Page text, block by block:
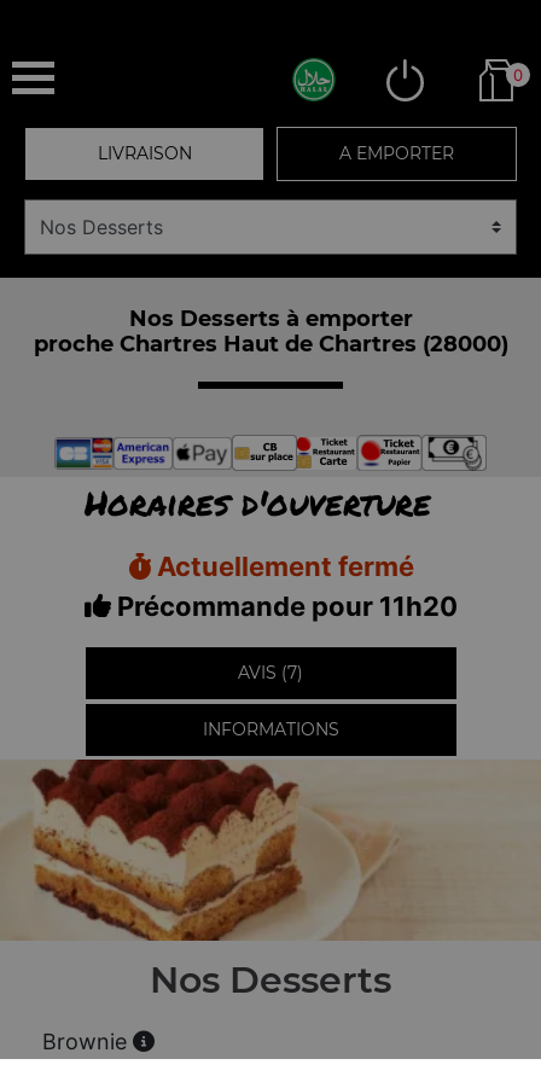
0
LIVRAISON A EMPORTER
Nos Desserts à emporter
proche Chartres Haut de Chartres (28000)
Horaires d'ouverture
Actuellement fermé
Précommande pour 11h20
AVIS (7)
INFORMATIONS
Nos Desserts
Brownie